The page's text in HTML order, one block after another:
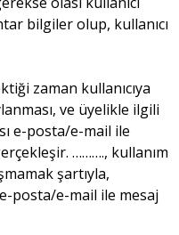
bilgiler olup, kullanıcı
zaman kullanıcıya
ve üyelikle ilgili
e-posta/e-mail ile
………., kullanım
şartıyla,
posta/e-mail ile mesaj